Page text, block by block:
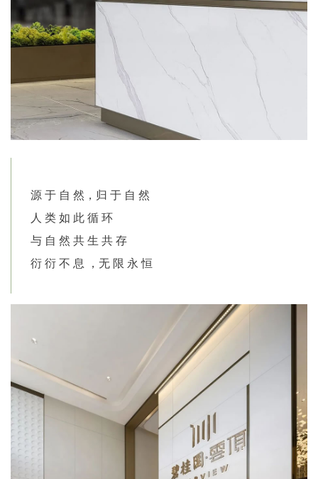
源 于 自 然 ，归 于 自 然
人 类 如 此 循 环
与 自 然 共 生 共 存
衍 衍 不 息 ，无 限 永 恒